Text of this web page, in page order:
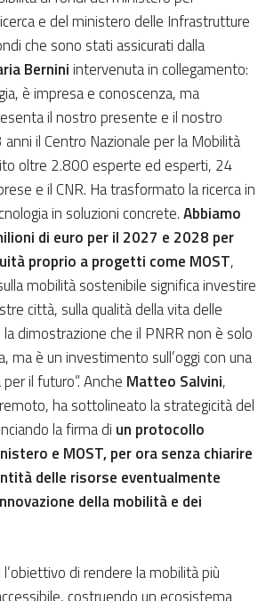
e del ministero delle Infrastrutture
che sono stati assicurati dalla
Berniniintervenuta in collegamento:
è impresa e conoscenza, ma
il nostro presente e il nostro
il Centro Nazionale per la Mobilità
oltre 2.800 esperte ed esperti, 24
e il CNR. Ha trasformato la ricerca in
in soluzioni concrete.Abbiamo
di euro per il 2027 e 2028 per
proprio a progetti come MOST,
mobilità sostenibile significa investire
città, sulla qualità della vita delle
dimostrazione che il PNRR non è solo
ma è un investimento sull’oggi con una
il futuro”. Anche Matteo Salvini,
ha sottolineato la strategicità del
la firma di un protocollo
e MOST, per ora senza chiarire
delle risorse eventualmente
della mobilità e dei
di rendere la mobilità più